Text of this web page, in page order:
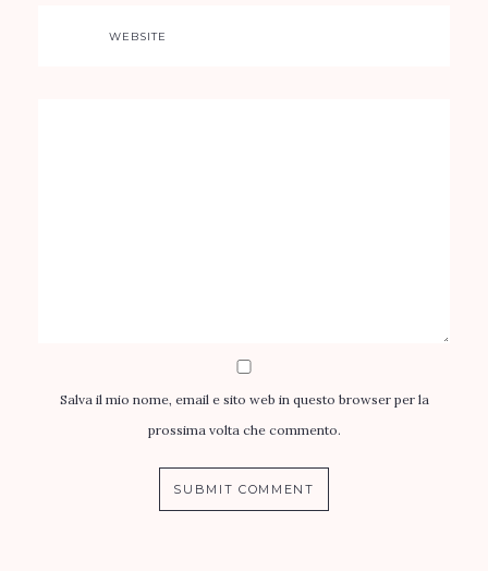
WEBSITE
Salva il mio nome, email e sito web in questo browser per la
prossima volta che commento.